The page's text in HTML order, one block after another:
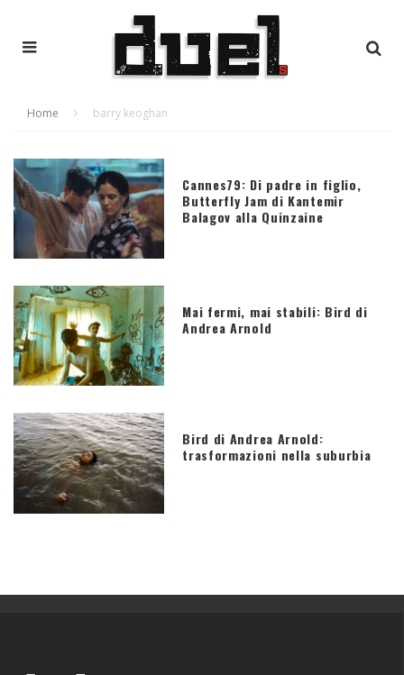
Home barry keoghan
Cannes79: Di padre in figlio,
Butterfly Jam di Kantemir
Balagov alla Quinzaine
Mai fermi, mai stabili: Bird di
Andrea Arnold
Bird di Andrea Arnold:
trasformazioni nella suburbia